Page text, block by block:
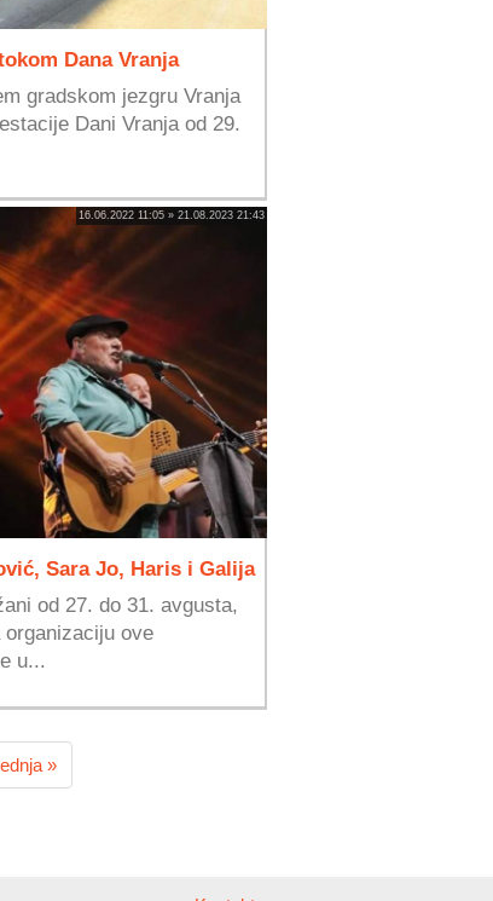
Dana Vranja
gradskom jezgru Vranja
Dani Vranja od 29.
16.06.2022 11:05 » 21.08.2023 21:43
Sara Jo, Haris i Galija
od 27. do 31. avgusta,
ove
u...
»